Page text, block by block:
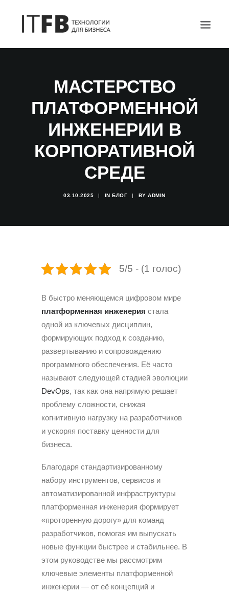
АДМИНИСТРИРОВАНИЕ СЕРВЕРОВ
ОТЗЫВЫ
МАСТЕРСТВО
ПЛАТФОРМЕННОЙ
ИНЖЕНЕРИИ В
КОРПОРАТИВНОЙ
СРЕДЕ
03.10.2025 | INБЛОГ | BYADMIN
5/5 - (1 голос)
В быстро меняющемся цифровом мире
платформенная инженерия стала
одной из ключевых дисциплин,
формирующих подход к созданию,
развертыванию и сопровождению
программного обеспечения. Её часто
называют следующей стадией эволюции
DevOps, так как она напрямую решает
проблему сложности, снижая
когнитивную нагрузку на разработчиков
и ускоряя поставку ценности для
бизнеса.
Благодаря стандартизированному
набору инструментов, сервисов и
автоматизированной инфраструктуры
платформенная инженерия формирует
«проторенную дорогу» для команд
разработчиков, помогая им выпускать
новые функции быстрее и стабильнее. В
этом руководстве мы рассмотрим
ключевые элементы платформенной
инженерии — от её концепций и